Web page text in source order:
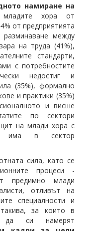
намиране на
хора от
от предприятията
между
на труда (41%),
стандарти,
с потребностите
недостиг и
(35%), формално
и практики (35%)
и висше
по сектори
на млади хора с
има в сектор
сила, като се
процеси -
предимно млади
отливът на
специалности и
за които в
да си намерят